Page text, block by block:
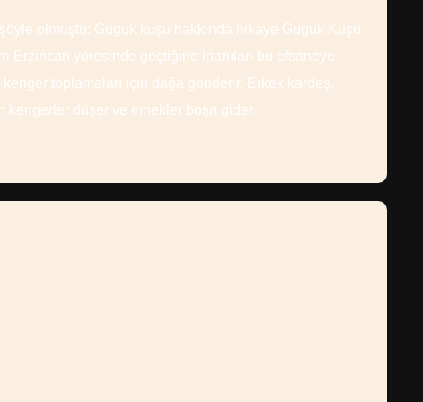
olmuştu: Guguk kuşu hakkında hikaye Guguk Kuşu
Erzincan yöresinde geçtiğine inanılan bu efsaneye
toplamaları için dağa gönderir. Erkek kardeş,
kengerler düşer ve emekler boşa gider.